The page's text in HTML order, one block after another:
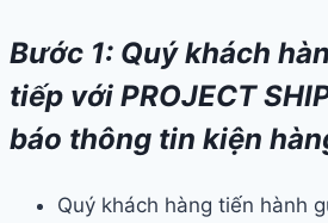
Bước 1: Quý khách
tiếp với PROJECT
báo thông tin kiện
Quý khách hàng tiến hành